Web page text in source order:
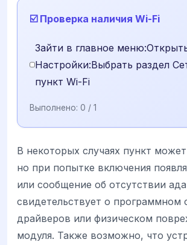
☑️ Проверка наличия Wi-Fi
Зайти в главное
Настройки:Выбрать раздел
пункт Wi-Fi
Выполнено: 0 / 1
В некоторых случаях пункт
но при попытке включения
или сообщение об отсутствии
свидетельствует о программном
драйверов или физическом
модуля. Также возможно, что